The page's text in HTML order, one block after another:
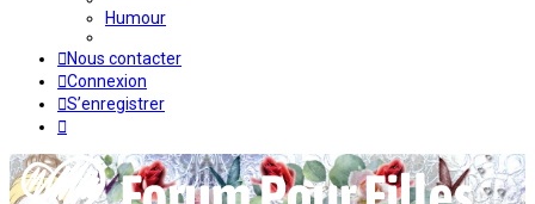
Humour
Nous contacter
Connexion
S’enregistrer